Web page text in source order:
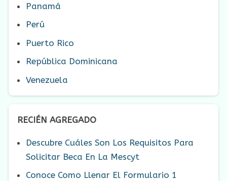
Panamá
Perú
Puerto Rico
República Dominicana
Venezuela
RECIÉN AGREGADO
Descubre Cuáles Son Los Requisitos Para
Solicitar Beca En La Mescyt
Conoce Como Llenar El Formulario 1